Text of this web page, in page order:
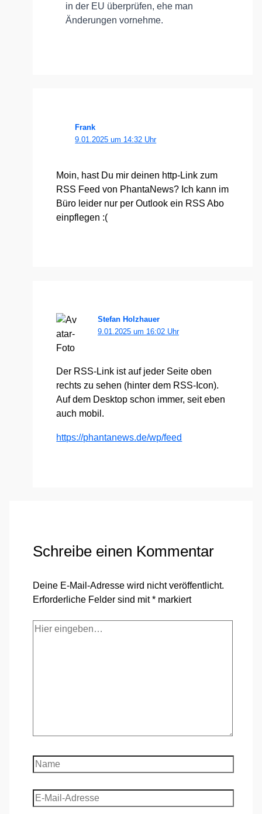
in der EU über­prü­fen, ehe man
Ände­run­gen vor­neh­me.
Frank
9.01.2025 um 14:32 Uhr
Moin, hast Du mir dei­nen http-Link zum
RSS Feed von Phan­ta­News? Ich kann im
Büro lei­der nur per Out­look ein RSS Abo
ein­pfle­gen :(
Stefan Holzhauer
9.01.2025 um 16:02 Uhr
Der RSS-Link ist auf jeder Sei­te oben
rechts zu sehen (hin­ter dem RSS-Icon).
Auf dem Desk­top schon immer, seit eben
auch mobil.
https://​phan​ta​news​.de/​w​p​/​f​eed
Schreibe einen Kommentar
Deine E-Mail-Adresse wird nicht veröffentlicht.
Erforderliche Felder sind mit* markiert
Hier
Name
E-
Mail-